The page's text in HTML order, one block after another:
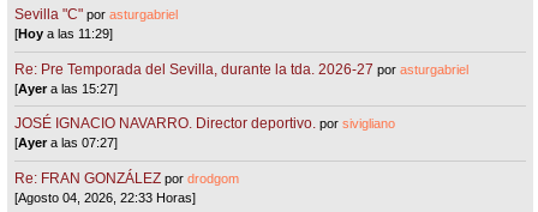
Sevilla "C"porasturgabriel
[Hoy a las 11:29]
Re: Pre Temporada del Sevilla, durante la tda. 2026-27 porasturgabriel
[Ayera las 15:27]
JOSÉ IGNACIO NAVARRO. Director deportivo. porsivigliano
[Ayera las 07:27]
Re: FRAN GONZÁLEZ pordrodgom
[Agosto 04, 2026, 22:33 Horas]